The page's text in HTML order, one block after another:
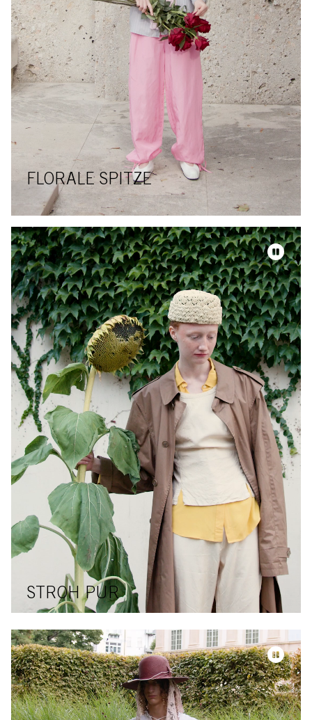
FLORALE SPITZE
Video-Datei
STROH PUR
Video-Datei